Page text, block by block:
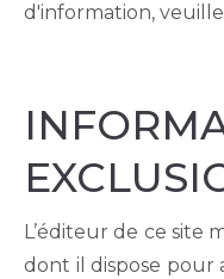
d'information,
L’éditeur de ce site
dont il dispose pour